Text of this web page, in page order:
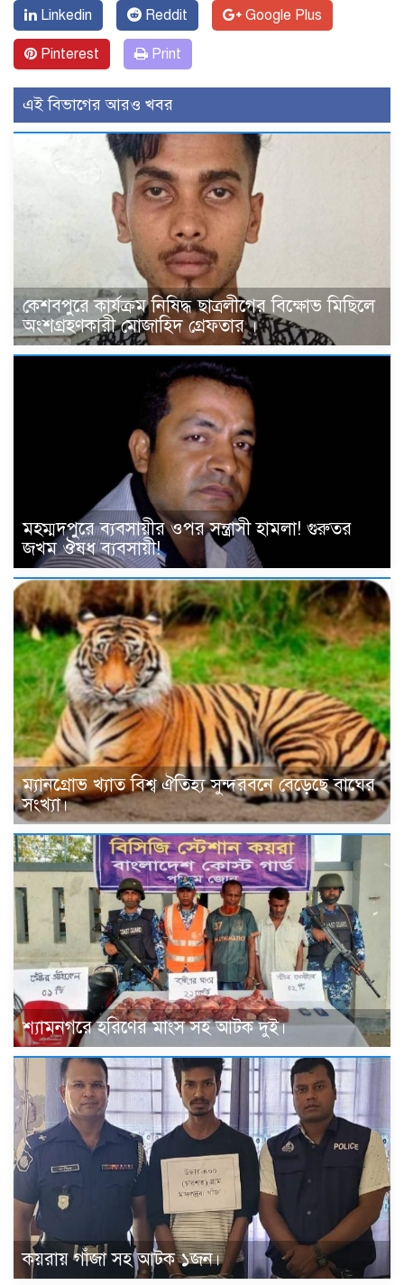
Linkedin Reddit Google Plus
Pinterest Print
এই বিভাগের আরও খবর
কেশবপুরে কার্যক্রম নিষিদ্ধ ছাত্রলীগের বিক্ষোভ মিছিলে
অংশগ্রহণকারী মোজাহিদ গ্রেফতার ।
মহম্মদপুরে ব্যবসায়ীর ওপর সন্ত্রাসী হামলা! গুরুতর
জখম ঔষধ ব্যবসায়ী!
ম্যানগ্রোভ খ্যাত বিশ্ব ঐতিহ্য সুন্দরবনে বেড়েছে বাঘের
সংখ্যা।
শ্যামনগরে হরিণের মাংস সহ আটক দুই।
কয়রায় গাঁজা সহ আটক ১জন।